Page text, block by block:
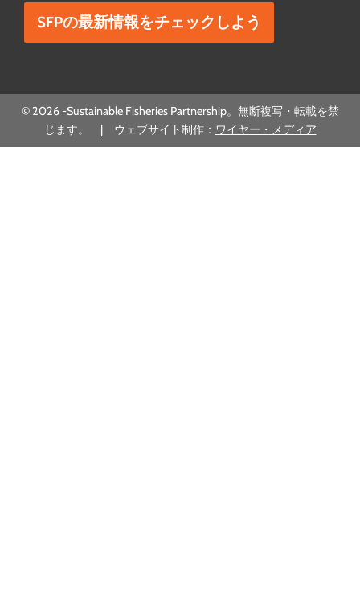
© 2026 -Sustainable Fisheries Partnership。無断複写・転載を禁
じます。 | ウェブサイト制作： ワイヤー・メディア